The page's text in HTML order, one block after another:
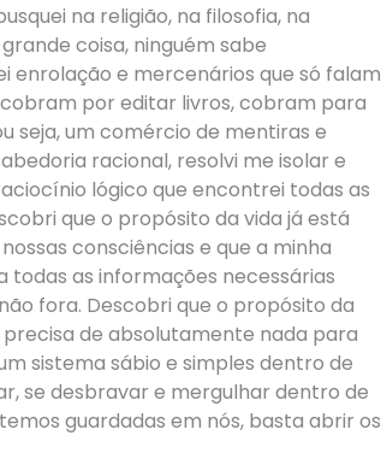
na religião, na filosofia, na
coisa, ninguém sabe
enrolação e mercenários que só falam
por editar livros, cobram para
seja, um comércio de mentiras e
racional, resolvi me isolar e
lógico que encontrei todas as
que o propósito da vida já está
consciências e que a minha
as informações necessárias
fora. Descobri que o propósito da
de absolutamente nada para
sistema sábio e simples dentro de
se desbravar e mergulhar dentro de
guardadas em nós, basta abrir os